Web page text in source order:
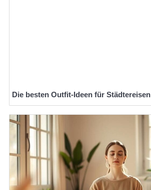
Die besten Outfit-Ideen für Städtereisen